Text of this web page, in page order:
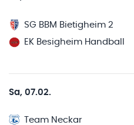
SG BBM Bietigheim 2
EK Besigheim Handball
Sa, 07.02.
Team Neckar